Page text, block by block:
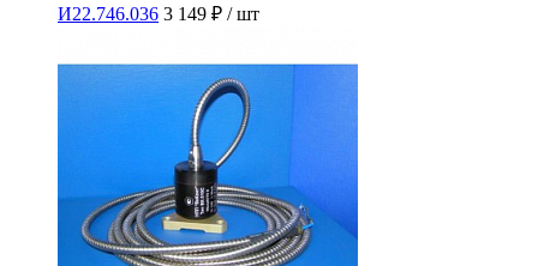
И22.746.036 3 149 ₽ / шт